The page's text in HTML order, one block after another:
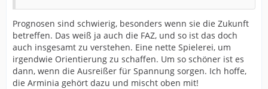
Prognosen sind schwierig, besonders wenn sie die Zukunft
betreffen. Das weiß ja auch die FAZ, und so ist das doch
auch insgesamt zu verstehen. Eine nette Spielerei, um
irgendwie Orientierung zu schaffen. Um so schöner ist es
dann, wenn die Ausreißer für Spannung sorgen. Ich hoffe,
die Arminia gehört dazu und mischt oben mit!